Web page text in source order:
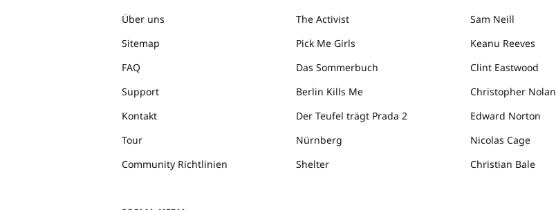
Über uns
Sitemap
FAQ
Support
Kontakt
Tour
Community Richtlinien
The Activist
Pick Me Girls
Das Sommerbuch
Berlin Kills Me
Der Teufel trägt Prada 2
Nürnberg
Shelter
Sam Neill
Keanu Reeves
Clint Eastwood
Christopher Nolan
Edward Norton
Nicolas Cage
Christian Bale